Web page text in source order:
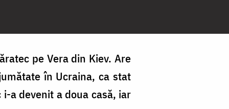
pe Vera din Kiev. Are
în Ucraina, ca stat
a devenit a doua casă, iar